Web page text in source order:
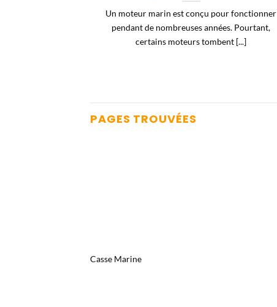
Un moteur marin est conçu pour fonctionner
pendant de nombreuses années. Pourtant,
certains moteurs tombent [...]
PAGES TROUVÉES
Casse Marine